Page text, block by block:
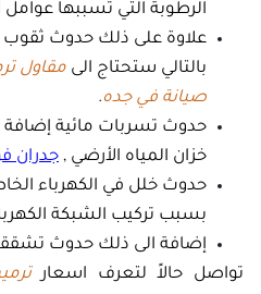
الرطوبة التي تسببها
علاوة على ذلك حدوث ثقوب
بالتالي ستحتاج الى مقاول
صيانة في جده.
حدوث تسربات مائية
خزان المياه الأرضي , جدران
حدوث خلل في الكهرباء
بسبب تركيب الشبكة
إضافة الى ذلك حدوث
تواصل حالاً لتعرف اسعار